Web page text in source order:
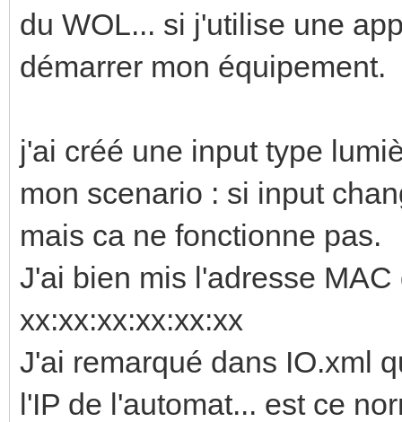
du WOL... si j'utilise une
démarrer mon équipement.
j'ai créé une input type
mon scenario : si input
mais ca ne fonctionne pas.
J'ai bien mis l'adresse
xx:xx:xx:xx:xx:xx
J'ai remarqué dans IO.xml
l'IP de l'automat... est ce